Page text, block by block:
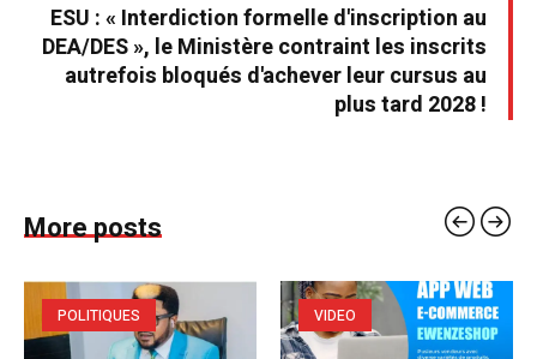
ESU : « Interdiction formelle d'inscription au
DEA/DES », le Ministère contraint les inscrits
autrefois bloqués d'achever leur cursus au
plus tard 2028 !
More posts
POLITIQUES VIDEO